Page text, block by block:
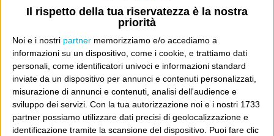
Il rispetto della tua riservatezza è la nostra
priorità
Noi e i nostri partner memorizziamo e/o accediamo a
informazioni su un dispositivo, come i cookie, e trattiamo dati
personali, come identificatori univoci e informazioni standard
inviate da un dispositivo per annunci e contenuti personalizzati,
misurazione di annunci e contenuti, analisi dell'audience e
sviluppo dei servizi. Con la tua autorizzazione noi e i nostri 1733
partner possiamo utilizzare dati precisi di geolocalizzazione e
identificazione tramite la scansione del dispositivo. Puoi fare clic
5 COMMENTI SU “NOTIZIE CHE
NON LO ERANO”
Michele Mauri 29 Maggio 2013 at
13:14